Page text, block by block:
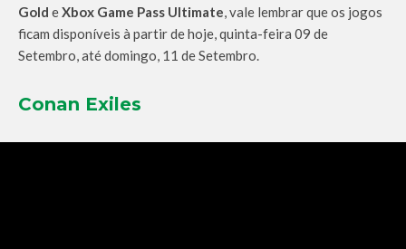
Gold eXbox Game Pass Ultimate, vale lembrar que os jogos
ficam disponíveis à partir de hoje, quinta-feira 09 de
Setembro, até domingo, 11 de Setembro.
Conan Exiles